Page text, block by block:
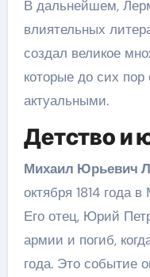
В дальнейшем,
влиятельных
создал великое
которые до сих
актуальными.
Детство и
Михаил Юрьевич
октября 1814 года
Его отец, Юрий
армии и погиб,
года. Это событие